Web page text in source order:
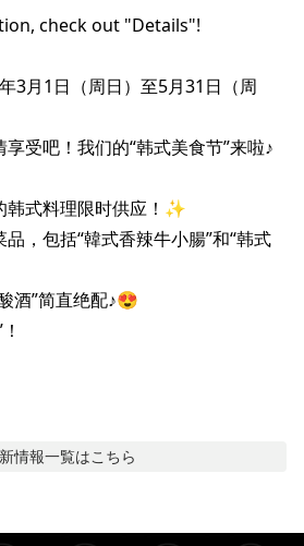
check out "Details"!
3月1日（周日）至5月31日（周
受吧！我们的“韩式美食节”来啦♪
韩式料理限时供应！✨
，包括“韓式香辣牛小腸”和“韩式
酒”简直绝配♪😍
情報一覧はこちら